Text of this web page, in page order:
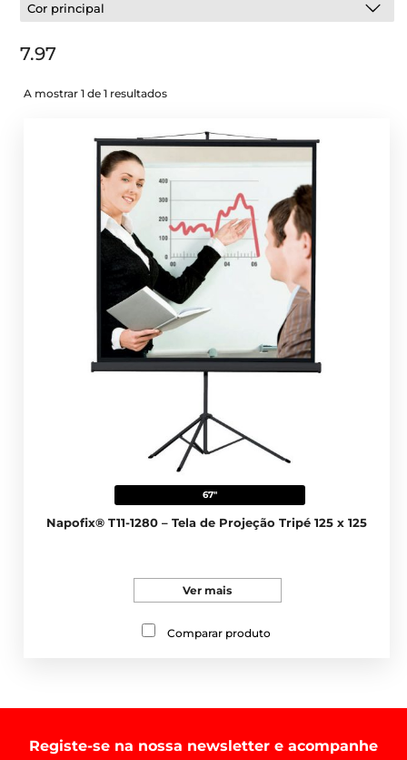
Cor principal
7.97
A mostrar 1 de 1 resultados
67"
Napofix® T11-1280 – Tela de Projeção Tripé 125 x 125
Ver mais
Comparar produto
Registe-se na nossa newsletter e acompanhe